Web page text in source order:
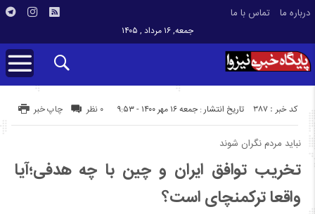
درباره ما تماس با ما
جمعه, ۱۶ مرداد , ۱۴۰۵
تاریخ انتشار : جمعه ۱۶ مهر ۱۴۰۰ - ۹:۵۳ کد خبر : 387 چاپ خبر ۰ نظر
نباید مردم نگران شوند
تخریب توافق ایران و چین با چه هدفی؛آیا
واقعا ترکمنچای است؟